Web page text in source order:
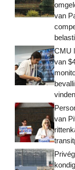
van
CMU
van
vinden
van